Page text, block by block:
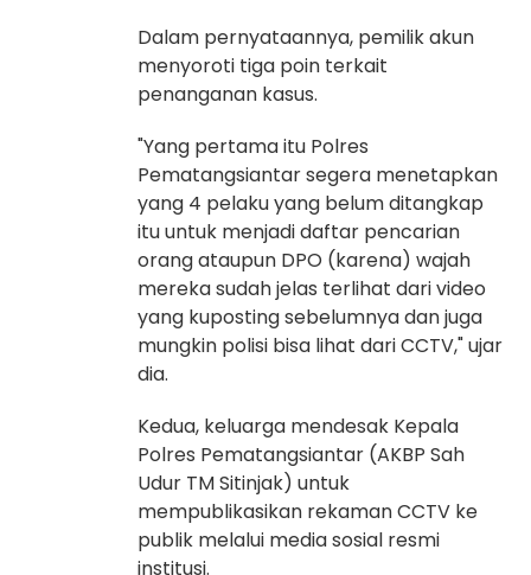
Dalam pernyataannya, pemilik akun
menyoroti tiga poin terkait
penanganan kasus.
"Yang pertama itu Polres
Pematangsiantar segera menetapkan
yang 4 pelaku yang belum ditangkap
itu untuk menjadi daftar pencarian
orang ataupun DPO (karena) wajah
mereka sudah jelas terlihat dari video
yang kuposting sebelumnya dan juga
mungkin polisi bisa lihat dari CCTV," ujar
dia.
Kedua, keluarga mendesak Kepala
Polres Pematangsiantar (AKBP Sah
Udur TM Sitinjak) untuk
mempublikasikan rekaman CCTV ke
publik melalui media sosial resmi
institusi.